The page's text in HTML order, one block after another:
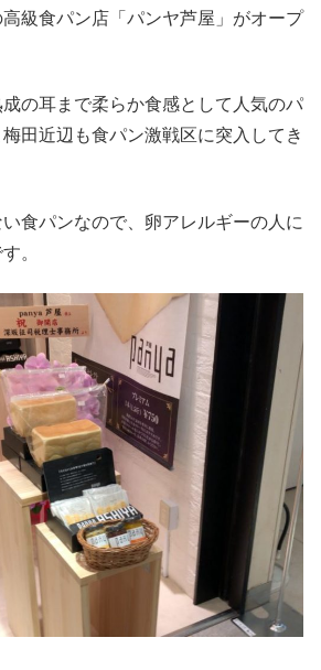
級食パン店「パンヤ芦屋」がオープ
の耳まで柔らか食感として人気のパ
田近辺も食パン激戦区に突入してき
食パンなので、卵アレルギーの人に
。